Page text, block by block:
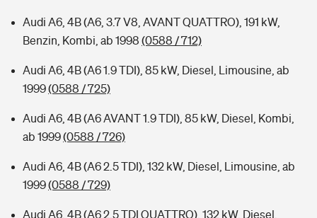
Audi A6, 4B (A6, 3.7 V8, AVANT QUATTRO), 191 kW,
Benzin, Kombi, ab 1998 (0588 / 712)
Audi A6, 4B (A6 1.9 TDI), 85 kW, Diesel, Limousine, ab
1999(0588 / 725)
Audi A6, 4B (A6 AVANT 1.9 TDI), 85 kW, Diesel, Kombi,
ab 1999(0588 / 726)
Audi A6, 4B (A6 2.5 TDI), 132 kW, Diesel, Limousine, ab
1999(0588 / 729)
Audi A6, 4B (A6 2.5 TDI QUATTRO), 132 kW, Diesel,